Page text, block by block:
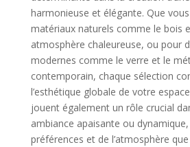
harmonieuse et élégante. Que
matériaux naturels comme le bois
atmosphère chaleureuse, ou pour
modernes comme le verre et le
contemporain, chaque sélection
l’esthétique globale de votre
jouent également un rôle crucial
ambiance apaisante ou
préférences et de l’atmosphère